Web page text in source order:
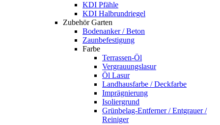
KDI Pfähle
KDI Halbrundriegel
Zubehör Garten
Bodenanker / Beton
Zaunbefestigung
Farbe
Terrassen-Öl
Vergrauungslasur
Öl Lasur
Landhausfarbe / Deckfarbe
Imprägnierung
Isoliergrund
Grünbelag-Entferner / Entgrauer /
Reiniger